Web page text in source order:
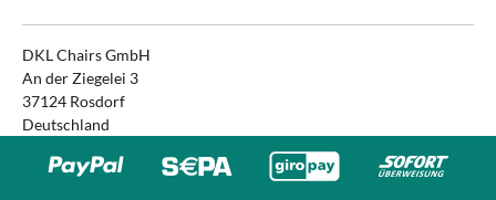
DKL Chairs GmbH
An der Ziegelei 3
37124 Rosdorf
Deutschland